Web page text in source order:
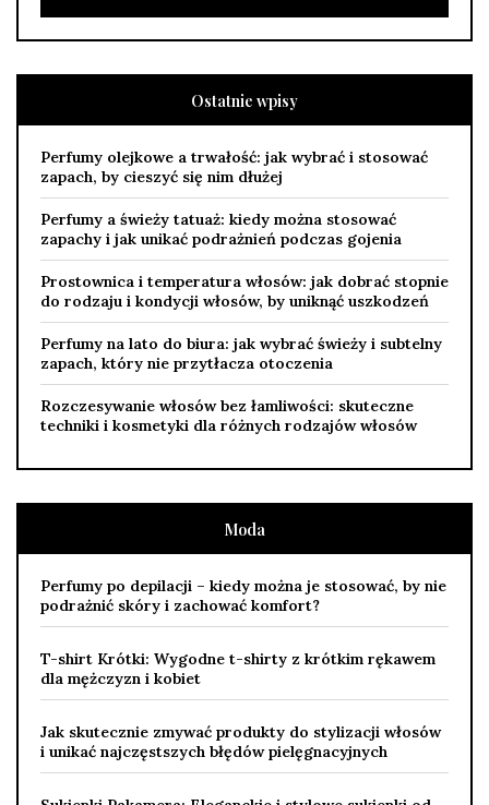
Ostatnie wpisy
Perfumy olejkowe a trwałość: jak wybrać i stosować
zapach, by cieszyć się nim dłużej
Perfumy a świeży tatuaż: kiedy można stosować
zapachy i jak unikać podrażnień podczas gojenia
Prostownica i temperatura włosów: jak dobrać stopnie
do rodzaju i kondycji włosów, by uniknąć uszkodzeń
Perfumy na lato do biura: jak wybrać świeży i subtelny
zapach, który nie przytłacza otoczenia
Rozczesywanie włosów bez łamliwości: skuteczne
techniki i kosmetyki dla różnych rodzajów włosów
Moda
Perfumy po depilacji – kiedy można je stosować, by nie
podrażnić skóry i zachować komfort?
T-shirt Krótki: Wygodne t-shirty z krótkim rękawem
dla mężczyzn i kobiet
Jak skutecznie zmywać produkty do stylizacji włosów
i unikać najczęstszych błędów pielęgnacyjnych